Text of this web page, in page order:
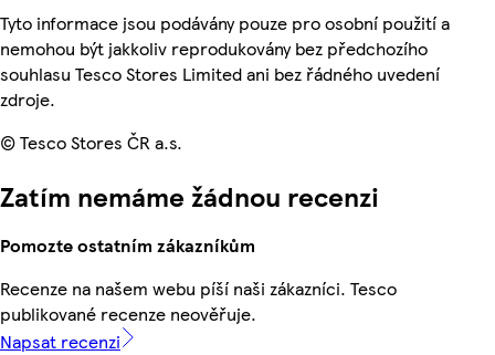
Tyto informace jsou podávány pouze pro osobní použití a
nemohou být jakkoliv reprodukovány bez předchozího
souhlasu Tesco Stores Limited ani bez řádného uvedení
zdroje.
© Tesco Stores ČR a.s.
Zatím nemáme žádnou recenzi
Pomozte ostatním zákazníkům
Recenze na našem webu píší naši zákazníci. Tesco
publikované recenze neověřuje.
Napsat recenzi